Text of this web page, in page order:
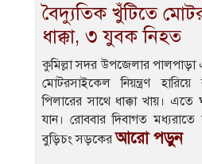
বৈদ্যুতিক খুঁটিতে
ধাক্কা, ৩ যুবক নিহত
কুমিল্লা সদর উপজেলার
মোটরসাইকেল নিয়ন্ত্রণ হারিয়ে
পিলারের সাথে ধাক্কা খায়। এতে
যান। রোববার দিবাগত
বুড়িচং সড়কেরআরো পড়ুন